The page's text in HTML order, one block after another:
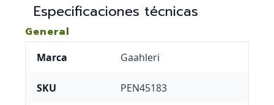
Especificaciones técnicas
General
Marca Gaahleri
SKU PEN45183